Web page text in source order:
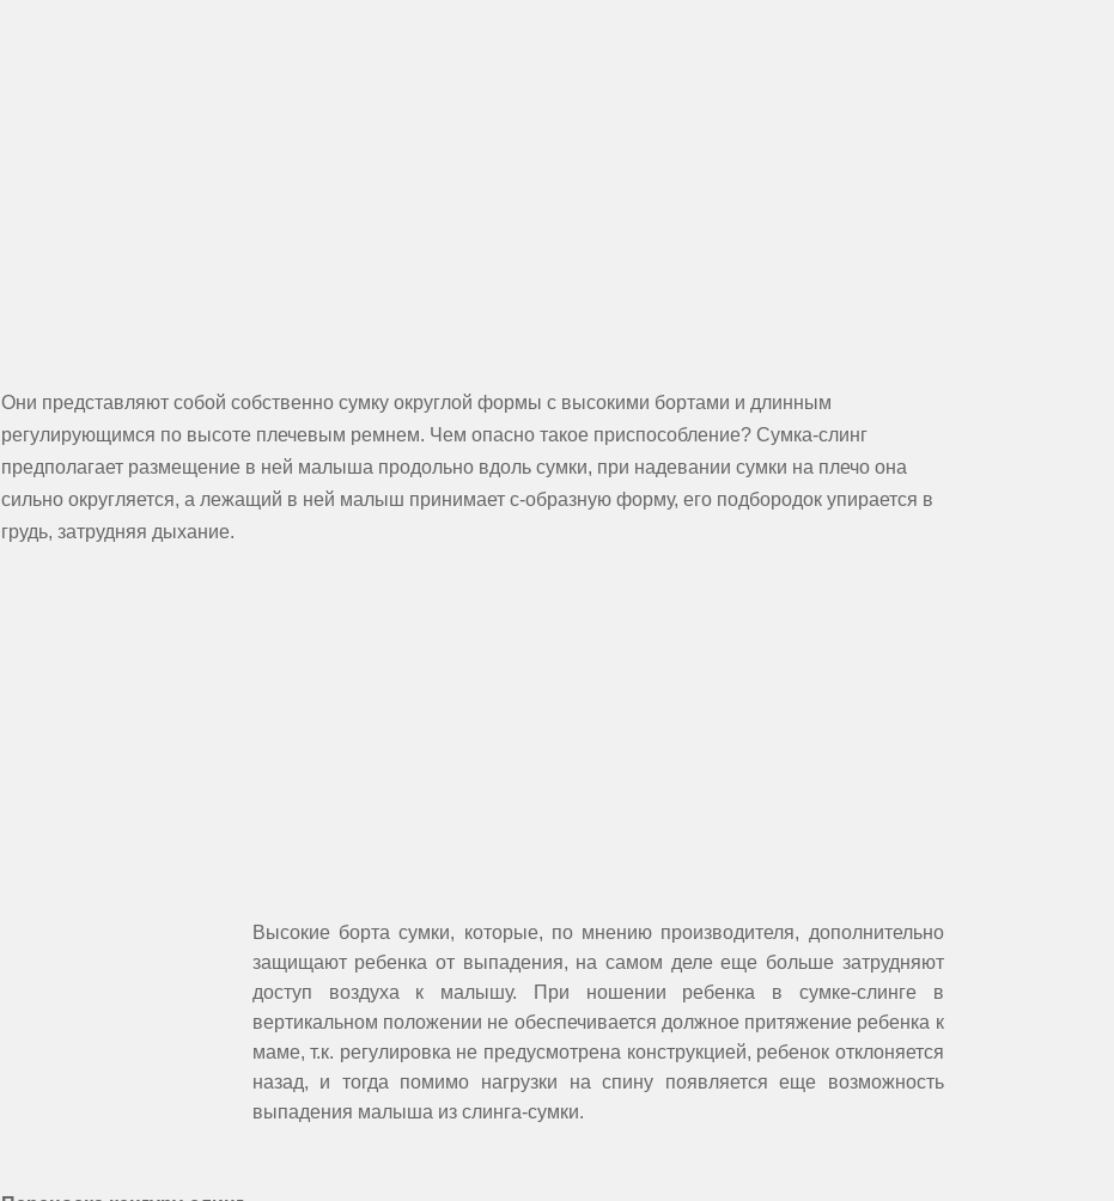
Они представляют собой собственно сумку округлой формы с высокими бортами и длинным
регулирующимся по высоте плечевым ремнем. Чем опасно такое приспособление? Сумка-слинг
предполагает размещение в ней малыша продольно вдоль сумки, при надевании сумки на плечо она
сильно округляется, а лежащий в ней малыш принимает с-образную форму, его подбородок упирается в
грудь, затрудняя дыхание.
Высокие борта сумки, которые, по мнению производителя, дополнительно
защищают ребенка от выпадения, на самом деле еще больше затрудняют
доступ воздуха к малышу. При ношении ребенка в сумке-слинге в
вертикальном положении не обеспечивается должное притяжение ребенка к
маме, т.к. регулировка не предусмотрена конструкцией, ребенок отклоняется
назад, и тогда помимо нагрузки на спину появляется еще возможность
выпадения малыша из слинга-сумки.